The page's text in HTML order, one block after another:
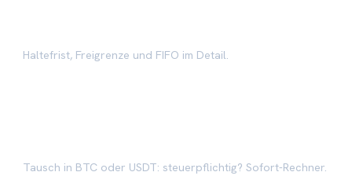
Haltefrist, Freigrenze und FIFO im Detail.
Tausch in BTC oder USDT: steuerpflichtig? Sofort-Rechner.